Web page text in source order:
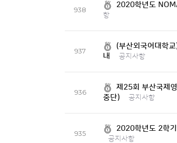
938
2020학년도
항
937
(부산외국어대학교
내
공지사항
936
제25회 부산국제
중단)
공지사항
935
2020학년도 2학기
공지사항